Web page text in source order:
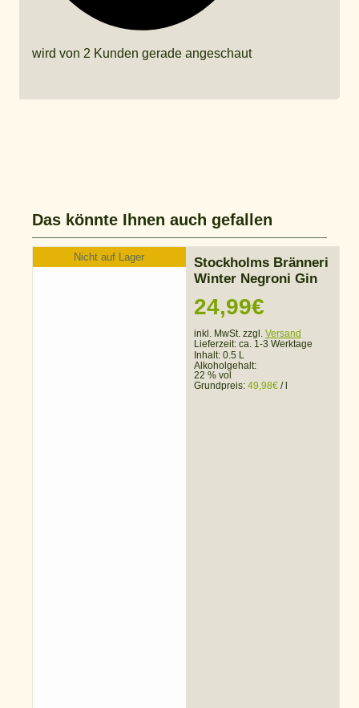
wird von 2 Kunden gerade angeschaut
Das könnte Ihnen auch gefallen
Nicht auf Lager
Stockholms Bränneri
Winter Negroni Gin
24,99€
inkl. MwSt. zzgl. Versand
Lieferzeit: ca. 1-3 Werktage
Inhalt: 0.5 L
Alkoholgehalt:
22 % vol
Grundpreis: 49,98€ /